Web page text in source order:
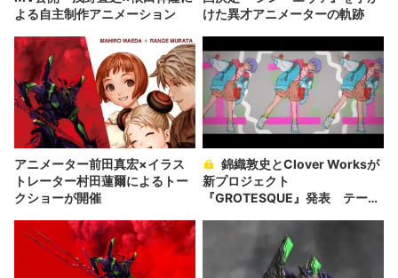
よる自主制作アニメーション
けた異才アニメーターの軌跡
アニメーター前田真宏×イラス
トレーター村田蓮爾によるトー
クショーが開催
新プロジェクト
『GROTESQUE』発表 テーマ